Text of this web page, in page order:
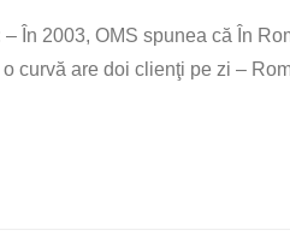
În 2003, OMS spunea că În
curvă are doi clienţi pe zi –